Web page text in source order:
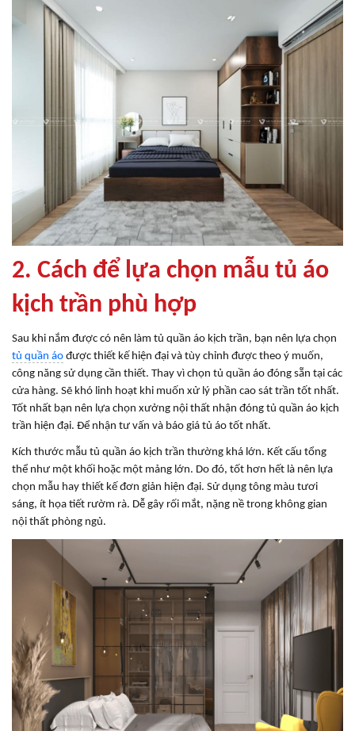
2. Cách để lựa chọn mẫu tủ áo
kịch trần phù hợp
Sau khi nắm được có nên làm tủ quần áo kịch trần, bạn nên lựa chọn
tủ quần áo được thiết kế hiện đại và tùy chỉnh được theo ý muốn,
công năng sử dụng cần thiết. Thay vì chọn tủ quần áo đóng sẵn tại các
cửa hàng. Sẽ khó linh hoạt khi muốn xử lý phần cao sát trần tốt nhất.
Tốt nhất bạn nên lựa chọn xưởng nội thất nhận đóng tủ quần áo kịch
trần hiện đại. Để nhận tư vấn và báo giá tủ áo tốt nhất.
Kích thước mẫu tủ quần áo kịch trần thường khá lớn. Kết cấu tổng
thể như một khối hoặc một mảng lớn. Do đó, tốt hơn hết là nên lựa
chọn mẫu hay thiết kế đơn giản hiện đại. Sử dụng tông màu tươi
sáng, ít họa tiết rườm rà. Dễ gây rối mắt, nặng nề trong không gian
nội thất phòng ngủ.